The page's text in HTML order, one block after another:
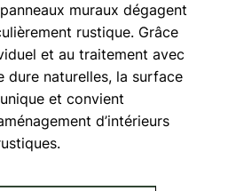
muraux dégagent
rustique. Grâce
et au traitement avec
dure naturelles, la surface
et convient
d’intérieurs